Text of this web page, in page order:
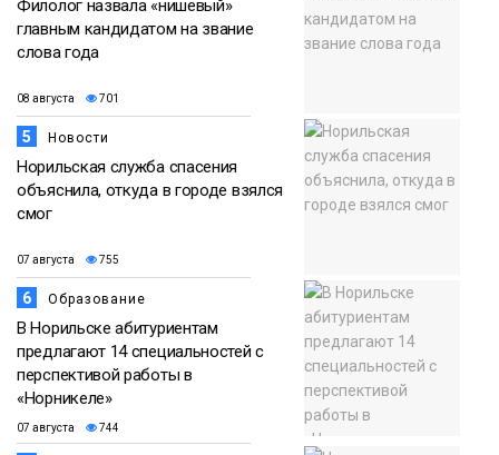
Филолог назвала «нишевый»
главным кандидатом на звание
слова года
08 августа 701
5 Новости
Норильская служба спасения
объяснила, откуда в городе взялся
смог
07 августа 755
6 Образование
В Норильске абитуриентам
предлагают 14 специальностей с
перспективой работы в
«Норникеле»
07 августа 744